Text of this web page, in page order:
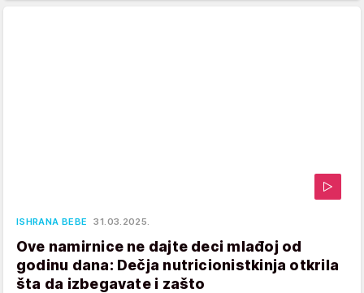
ISHRANA BEBE 31.03.2025.
Ove namirnice ne dajte deci mlađoj od
godinu dana: Dečja nutricionistkinja otkrila
šta da izbegavate i zašto